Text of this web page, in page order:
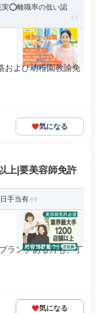
実⭕離職率の低い認
および幼稚園教諭免
気になる
上|要美容師免許
手当有
ランクある方も、丁
気になる